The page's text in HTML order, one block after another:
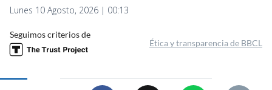
Lunes 10 Agosto, 2026 | 00:13
Seguimos criterios de
Ética y transparencia de BBCL